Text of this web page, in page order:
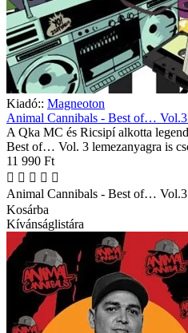
Kiadó:: Magneoton
Animal Cannibals - Best of…
A Qka MC és Ricsipí alkotta
Best of… Vol. 3 lemezanyagra is
11 990 Ft
Animal Cannibals - Best of…
Kosárba
Kívánságlistára